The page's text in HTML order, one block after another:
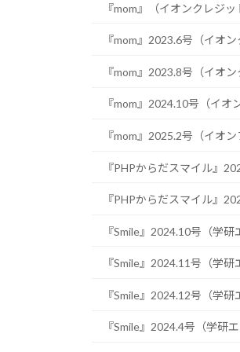
『mom』（イオンクレジッ
『mom』2023.6号（イオ
『mom』2023.8号（イオ
『mom』2024.10号（イオ
『mom』2025.2号（イオ
『PHPからだスマイル』
『PHPからだスマイル』
『Smile』2024.10号（学研
『Smile』2024.11号（学研
『Smile』2024.12号（学研
『Smile』2024.4号（学研